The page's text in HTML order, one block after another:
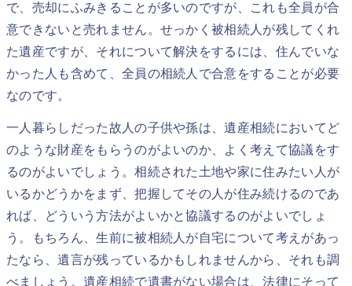
で、売却にふみきることが多いのですが、これも全員が合
意できないと売れません。せっかく被相続人が残してくれ
た遺産ですが、それについて解決をするには、住んでいな
かった人も含めて、全員の相続人で合意をすることが必要
なのです。
一人暮らしだった故人の子供や孫は、遺産相続においてど
のような財産をもらうのがよいのか、よく考えて協議をす
るのがよいでしょう。相続された土地や家に住みたい人が
いるかどうかをまず、把握してその人が住み続けるのであ
れば、どういう方法がよいかと協議するのがよいでしょ
う。もちろん、生前に被相続人が自宅について考えがあっ
たなら、遺言が残っているかもしれませんから、それも調
べましょう。遺産相続で遺書がない場合は、法律にそって